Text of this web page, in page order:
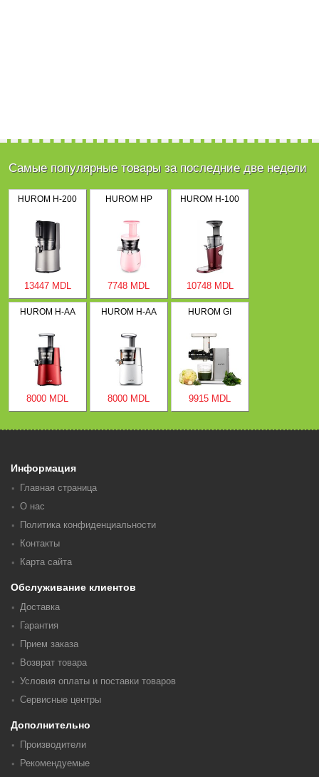
Самые популярные товары за последние две недели
HUROM H-200
13447 MDL
HUROM HP
7748 MDL
HUROM H-100
10748 MDL
HUROM H-AA
8000 MDL
HUROM H-AA
8000 MDL
HUROM GI
9915 MDL
Информация
Главная страница
О нас
Политика конфиденциальности
Контакты
Карта сайта
Обслуживание клиентов
Доставка
Гарантия
Прием заказа
Возврат товара
Условия оплаты и поставки товаров
Сервисные центры
Дополнительно
Производители
Рекомендуемые